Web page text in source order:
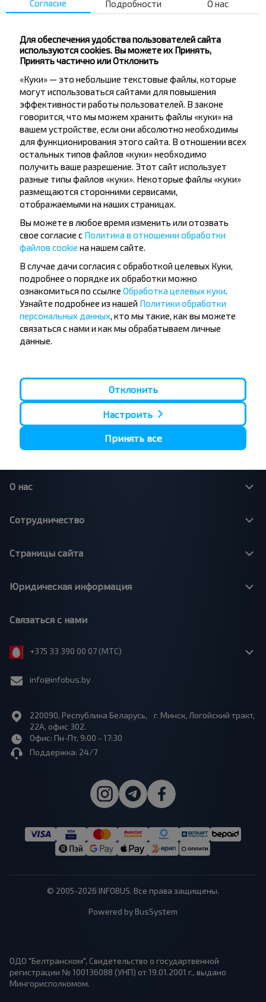
Не пропусти специальные акции, скидки и
другие интересные предложения INFOBUS.
Подпишись на получение новостей и
путешествуй с нами дешевле!
Подписаться
Популярные автобусные
направления
Орша - Могилёв
Минск - Несвиж
Минск - Могилёв
Минск - Пинск
Минск - Брест
Минск - Гомель
Минск - Барановичи
Гомель - Минск
Брест - Тересполь
Брест - Беловежская Пуща
Брест - Минск
Вильнюс - Минск
Москва - Брест
Минск - Варшава
Москва - Барановичи
Брест - Люблин
Брест - Варшава
О нас
Сотрудничество
Страницы сайта
Юридическая информация
Связаться с нами
+375 33 390 00 07 (МТС)
info@infobus.by
220090, Республика Беларусь, г. Минск, Логойский тракт,
22А, офис 302.
Офис: Пн-Пт, 9:00 - 17:30
Поддержка: 24/7
© 2005-2026 INFOBUS. Все права защищены.
Powered by BusSystem
ОДО "Белтранском", Свидетельство о государтвенной
регистрации № 100136088 (УНП) от 19.01.2001 г., выдано
Мингорисполкомом.
Согласие Подробности О нас
Для обеспечения удобства пользователей сайта
используются cookies. Вы можете их Принять,
Принять частично или Отклонить
«Куки» — это небольшие текстовые файлы, которые
могут использоваться сайтами для повышения
эффективности работы пользователей. В законе
говорится, что мы можем хранить файлы «куки» на
вашем устройстве, если они абсолютно необходимы
для функционирования этого сайта. В отношении всех
остальных типов файлов «куки» необходимо
получить ваше разрешение. Этот сайт использует
разные типы файлов «куки». Некоторые файлы «куки»
размещаются сторонними сервисами,
отображаемыми на наших страницах.
Вы можете в любое время изменить или отозвать
свое согласие с Политика в отношении обработки
файлов cookie на нашем сайте.
В случае дачи согласия с обработкой целевых Куки,
подробнее о порядке их обработки можно
ознакомиться по ссылке Обработка целевых куки.
Узнайте подробнее из нашей Политики обработки
персональных данных, кто мы такие, как вы можете
связаться с нами и как мы обрабатываем личные
данные.
Отклонить
Настроить
Принять все